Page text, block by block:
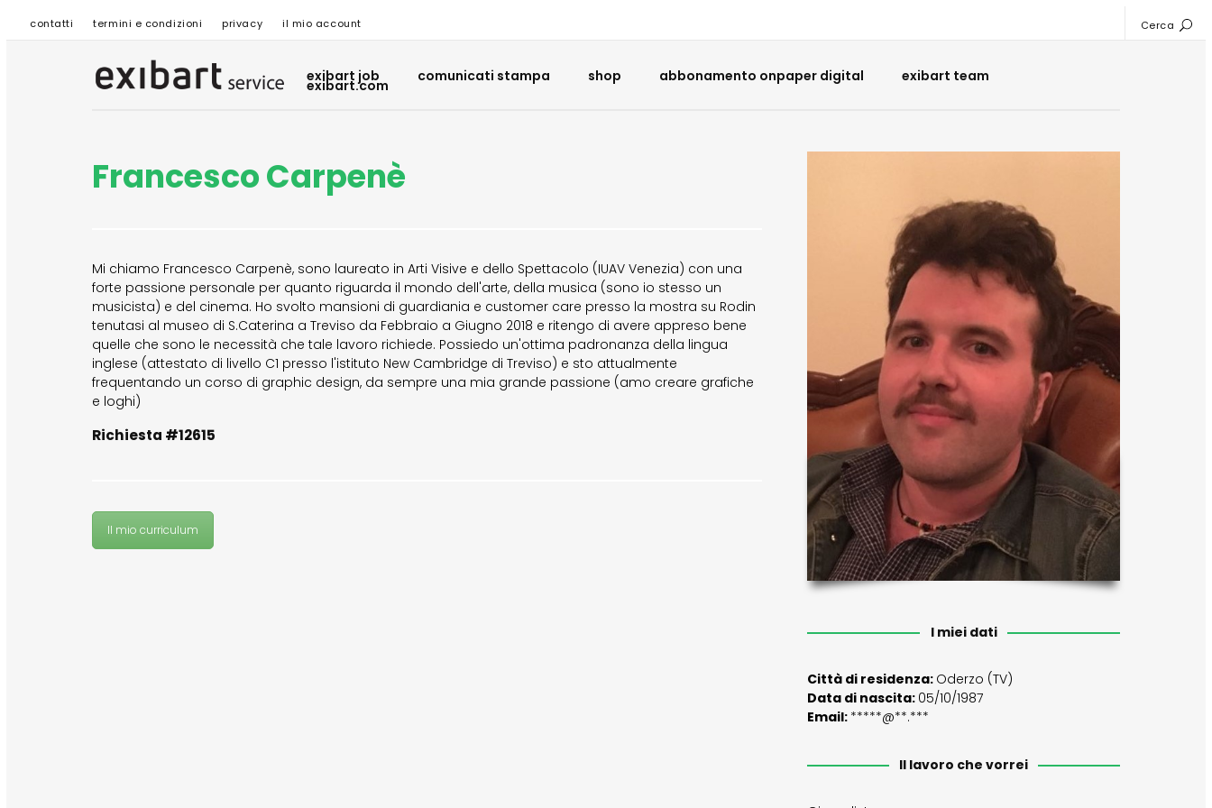
contatti termini e condizioni privacy il mio account Cerca
exibart job comunicati stampa shop abbonamento onpaper digital exibart team
exibart.com
Francesco Carpenè
Mi chiamo Francesco Carpenè, sono laureato in Arti Visive e dello Spettacolo (IUAV Venezia) con una
forte passione personale per quanto riguarda il mondo dell'arte, della musica (sono io stesso un
musicista) e del cinema. Ho svolto mansioni di guardiania e customer care presso la mostra su Rodin
tenutasi al museo di S.Caterina a Treviso da Febbraio a Giugno 2018 e ritengo di avere appreso bene
quelle che sono le necessità che tale lavoro richiede. Possiedo un'ottima padronanza della lingua
inglese (attestato di livello C1 presso l'istituto New Cambridge di Treviso) e sto attualmente
frequentando un corso di graphic design, da sempre una mia grande passione (amo creare grafiche
e loghi)
Richiesta #12615
Il mio curriculum
I miei dati
Città di residenza: Oderzo (TV)
Data di nascita: 05/10/1987
Email: *****@**.***
Il lavoro che vorrei